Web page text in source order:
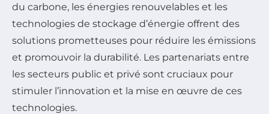
du carbone, les énergies renouvelables et les
technologies de stockage d’énergie offrent des
solutions prometteuses pour réduire les émissions
et promouvoir la durabilité. Les partenariats entre
les secteurs public et privé sont cruciaux pour
stimuler l’innovation et la mise en œuvre de ces
technologies.